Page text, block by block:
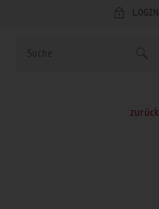
LOGIN
zurück